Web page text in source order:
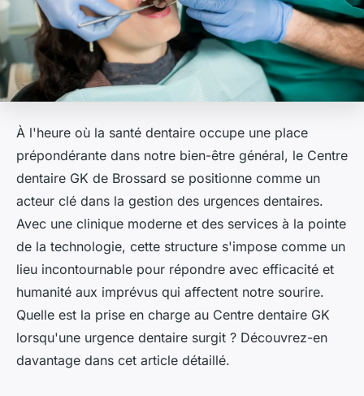
À l'heure où la santé dentaire occupe une place
prépondérante dans notre bien-être général, le Centre
dentaire GK de Brossard se positionne comme un
acteur clé dans la gestion des urgences dentaires.
Avec une clinique moderne et des services à la pointe
de la technologie, cette structure s'impose comme un
lieu incontournable pour répondre avec efficacité et
humanité aux imprévus qui affectent notre sourire.
Quelle est la prise en charge au Centre dentaire GK
lorsqu'une urgence dentaire surgit ? Découvrez-en
davantage dans cet article détaillé.